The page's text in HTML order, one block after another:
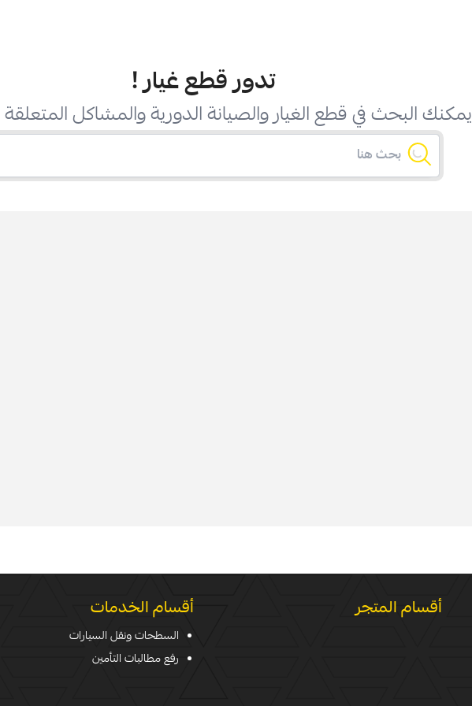
تدور قطع غيار!
يمكنك البحث في قطع الغيار والصيانة الدورية والمشاكل
أقسام المتجر أقسام الخدمات
السطحات ونقل السيارات
رفع مطالبات التأمين